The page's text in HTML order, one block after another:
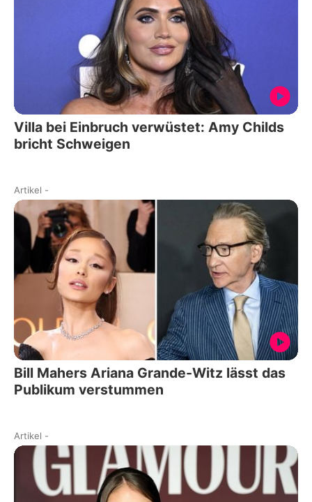
Villa bei Einbruch verwüstet: Amy Childs
bricht Schweigen
Artikel -
Bill Mahers Ariana Grande-Witz lässt das
Publikum verstummen
Artikel -